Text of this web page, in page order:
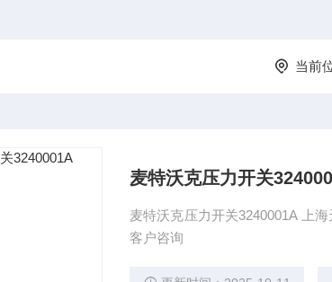
当前
麦特沃克压力开关
麦特沃克压力开关3240001A 上
客户咨询